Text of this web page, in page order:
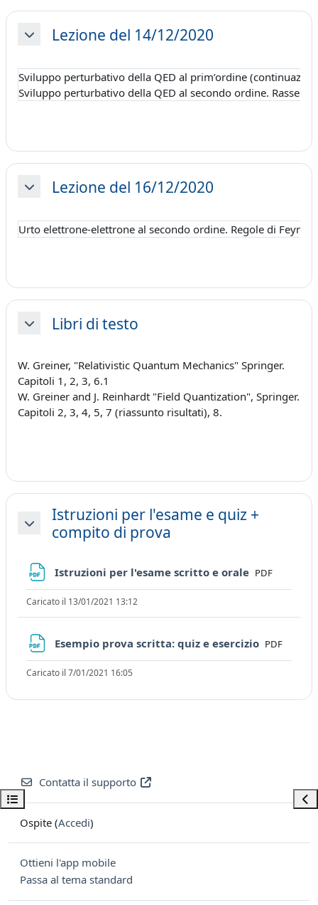
Apri indice del corso
MinimizzaLezione del 14/12/2020
Sviluppo perturbativo della QED al prim’ordine
Sviluppo perturbativo della QED al secondo ordine.
MinimizzaLezione del 16/12/2020
Urto elettrone-elettrone al secondo ordine. Regole di
MinimizzaLibri di testo
W. Greiner, "Relativistic Quantum Mechanics" Springer.
Capitoli 1, 2, 3, 6.1
W. Greiner and J. Reinhardt "Field Quantization", Springer.
Capitoli 2, 3, 4, 5, 7 (riassunto risultati), 8.
Minimizza
Istruzioni per l'esame e quiz +
compito di prova
Istruzioni per l'esame scritto e orale File
PDF
Caricato il 13/01/2021 13:12
Esempio prova scritta: quiz e esercizio File
PDF
Caricato il 7/01/2021 16:05
Contatta il supporto
Ospite (Accedi)
Ottieni l'app mobile
Passa al tema standard